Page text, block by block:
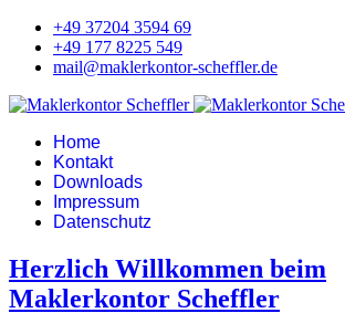
+49 37204 3594 69
+49 177 8225 549
mail@maklerkontor-scheffler.de
Home
Kontakt
Downloads
Impressum
Datenschutz
Herzlich Willkommen beim
Maklerkontor Scheffler